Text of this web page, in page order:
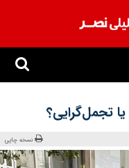
تجمل‌گرایی؟
نسخه چاپی